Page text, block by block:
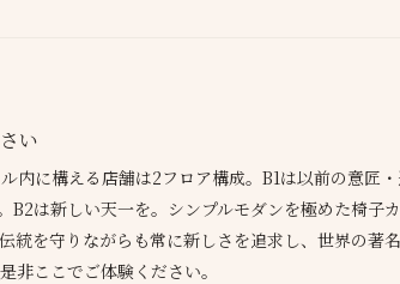
い
内に構える店舗は2フロア構成。B1は以前の意匠
は新しい天一を。シンプルモダンを極めた椅子
統を守りながらも常に新しさを追求し、世界の著
非ここでご体験ください。